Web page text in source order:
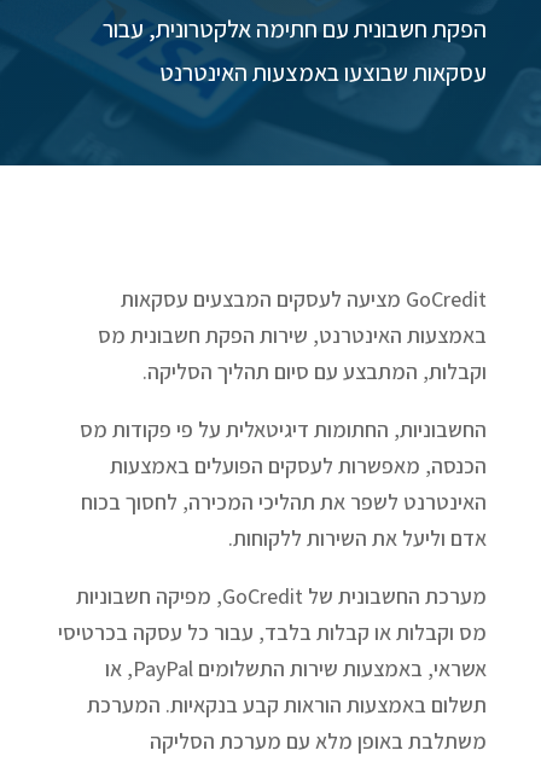
הפקת חשבונית עם חתימה אלקטרונית, עבור
עסקאות שבוצעו באמצעות האינטרנט
GoCredit מציעה לעסקים המבצעים עסקאות
באמצעות האינטרנט, שירות הפקת חשבונית מס
וקבלות, המתבצע עם סיום תהליך הסליקה.
החשבוניות, החתומות דיגיטאלית על פי פקודות מס
הכנסה, מאפשרות לעסקים הפועלים באמצעות
האינטרנט לשפר את תהליכי המכירה, לחסוך בכוח
אדם וליעל את השירות ללקוחות.
מערכת החשבונית של GoCredit, מפיקה חשבוניות
מס וקבלות או קבלות בלבד, עבור כל עסקה בכרטיסי
אשראי, באמצעות שירות התשלומים PayPal, או
תשלום באמצעות הוראות קבע בנקאיות. המערכת
משתלבת באופן מלא עם מערכת הסליקה